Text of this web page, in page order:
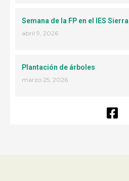
Semana de la FP en el IES
abril 9, 2026
Plantación de árboles
marzo 25, 2026